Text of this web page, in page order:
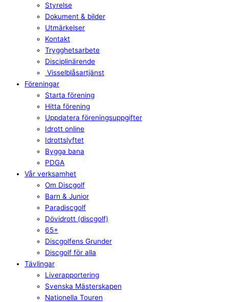
Styrelse
Dokument & bilder
Utmärkelser
Kontakt
Trygghetsarbete
Disciplinärende
Visselblåsartjänst
Föreningar
Starta förening
Hitta förening
Uppdatera föreningsuppgifter
Idrott online
Idrottslyftet
Bygga bana
PDGA
Vår verksamhet
Om Discgolf
Barn & Junior
Paradiscgolf
Dövidrott (discgolf)
65+
Discgolfens Grunder
Discgolf för alla
Tävlingar
Liverapportering
Svenska Mästerskapen
Nationella Touren